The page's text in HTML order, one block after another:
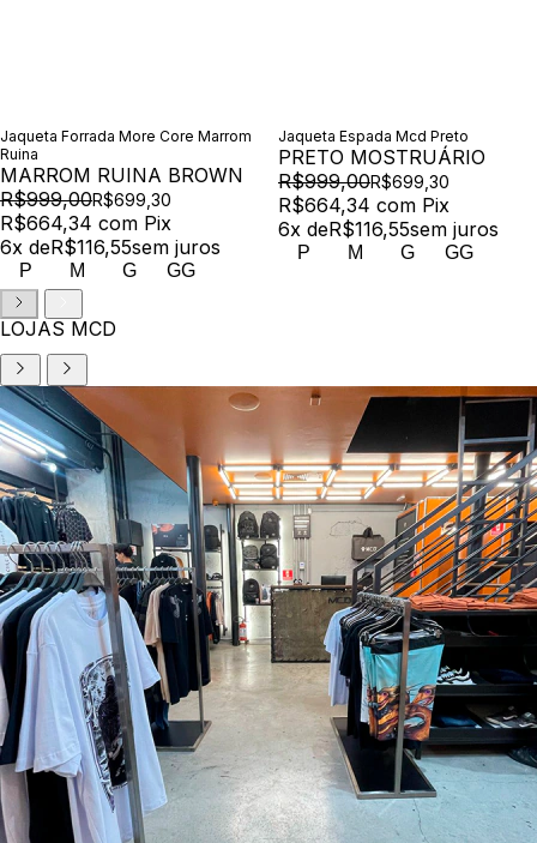
Jaqueta Forrada More Core Marrom
Ruina
MARROM RUINA BROWN
R$999,00R$699,30
R$664,34 com Pix
6x deR$116,55sem juros
P M G GG
Jaqueta Espada Mcd Preto
PRETO MOSTRUÁRIO
R$999,00R$699,30
R$664,34 com Pix
6x deR$116,55sem juros
P M G GG
LOJAS MCD